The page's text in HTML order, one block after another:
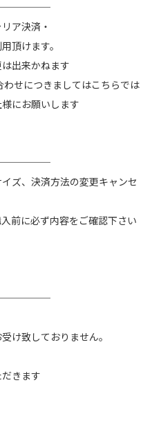
ア決済・
頂けます。
出来かねます
せにつきましてはこちらでは
にお願いします
ズ、決済方法の変更キャンセ
前に必ず内容をご確認下さい
け致しておりません。
きます